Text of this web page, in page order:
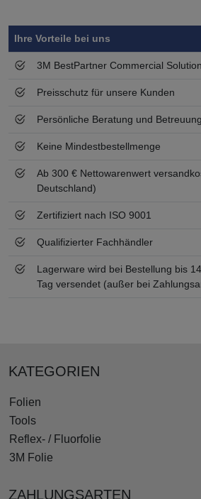
Symbol
Vorteil
Ihre Vorteile bei uns
3M BestPartner Commercial
Preisschutz für unsere Kunden
Persönliche Beratung und Betreuung
Keine Mindestbestellmenge
Ab 300 € Nettowarenwert
Deutschland)
Zertifiziert nach ISO 9001
Qualifizierter Fachhändler
Lagerware wird bei Bestellung bis
Tag versendet (außer bei
KATEGORIEN
Folien
Tools
Reflex- / Fluorfolie
3M Folie
ZAHLUNGSARTEN